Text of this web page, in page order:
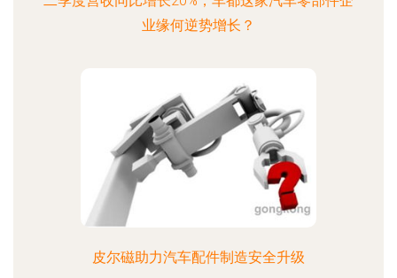
业缘何逆势增长？
皮尔磁助力汽车配件制造安全升级